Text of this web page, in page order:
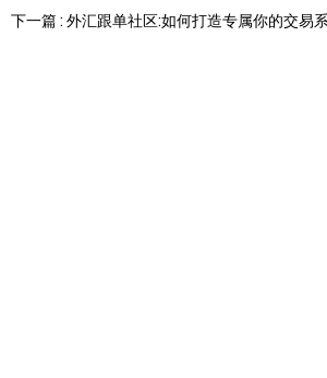
下一篇 : 外汇跟单社区:如何打造专属你的交易